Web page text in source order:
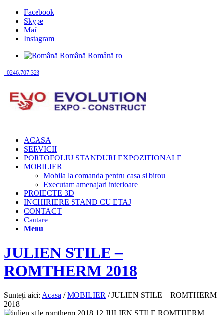
Facebook
Skype
Mail
Instagram
Română Română ro
0246.707.323
ACASA
SERVICII
PORTOFOLIU STANDURI EXPOZITIONALE
MOBILIER
Mobila la comanda pentru casa si birou
Executam amenajari interioare
PROIECTE 3D
INCHIRIERE STAND CU ETAJ
CONTACT
Cautare
Menu
JULIEN STILE –
ROMTHERM 2018
Sunteți aici: Acasa / MOBILIER / JULIEN STILE – ROMTHERM
2018